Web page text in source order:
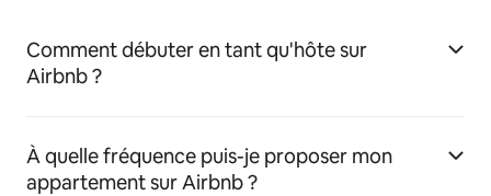
Comment débuter en tant qu'hôte sur
Airbnb ?
À quelle fréquence puis-je proposer mon
appartement sur Airbnb ?